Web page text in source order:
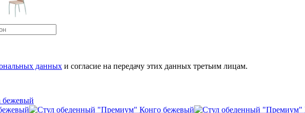
данных и согласие на передачу этих данных третьим лицам.